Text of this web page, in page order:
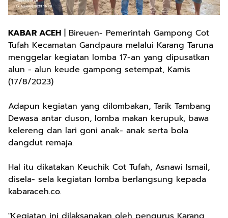
KABAR ACEH | Bireuen- Pemerintah Gampong Cot
Tufah Kecamatan Gandpaura melalui Karang Taruna
menggelar kegiatan lomba 17-an yang dipusatkan
alun - alun keude gampong setempat, Kamis
(17/8/2023)
Adapun kegiatan yang dilombakan, Tarik Tambang
Dewasa antar duson, lomba makan kerupuk, bawa
kelereng dan lari goni anak- anak serta bola
dangdut remaja.
Hal itu dikatakan Keuchik Cot Tufah, Asnawi Ismail,
disela- sela kegiatan lomba berlangsung kepada
kabaraceh.co.